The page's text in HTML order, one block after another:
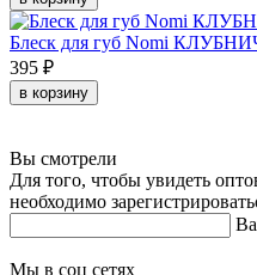
Блеск для губ Nomi
395 ₽
в корзину
Вы смотрели
Для того, чтобы увидеть
необходимо
Мы в соц сетях